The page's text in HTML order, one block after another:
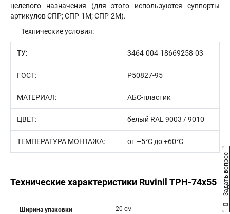
целевого назначения (для этого используются суппорты
артикулов СПР; СПР-1М; СПР-2М).
Технические условия:
ТУ: 3464-004-18669258-03
ГОСТ: Р50827-95
МАТЕРИАЛ: АБС-пластик
ЦВЕТ: белый RAL 9003 / 9010
ТЕМПЕРАТУРА МОНТАЖА: от –5°С до +60°С
Технические характеристики Ruvinil ТРН-74х55
Ширина упаковки 20 см
Задать вопрос